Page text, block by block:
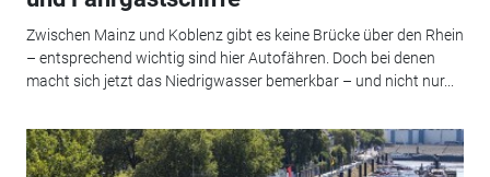
Zwischen Mainz und Koblenz gibt es keine Brücke über den Rhein
– entsprechend wichtig sind hier Autofähren. Doch bei denen
macht sich jetzt das Niedrigwasser bemerkbar – und nicht nur...